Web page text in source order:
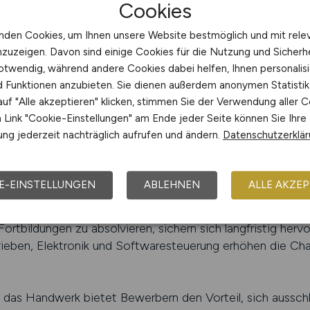
finden
Plattform für Automobilberufe
für technische und handwerkliche Berufe und
passende Arbeitgeber zu finden. Das Portal richtet sich
oder Zulieferbetrieben tätig werden wollen.
um engagierte Mitarbeiter zu gewinnen, die ihr
von einer klaren Struktur, aktuellen
die Rolle des Kfz-Mechatronikers stark verändert.
immer stärker in den Mittelpunkt. Fachkräfte, die
zu absolvieren, sichern sich langfristig
Elektronik und Softwaresteuerung erhöhen die
Handwerk bietet Bewerbern den Vorteil, sich
Cookies
Cookies, um Ihnen unsere Website bestmöglich und mit
Davon sind einige Cookies für die Nutzung und
während andere Cookies dabei helfen, Ihnen
Funktionen anzubieten. Sie dienen außerdem anonymen
"Alle akzeptieren" klicken, stimmen Sie der Verwendung aller
"Cookie-Einstellungen" am Ende jeder Seite können Sie Ihre
jederzeit nachträglich aufrufen und ändern.
EINSTELLUNGEN ABLEHNEN ALLE